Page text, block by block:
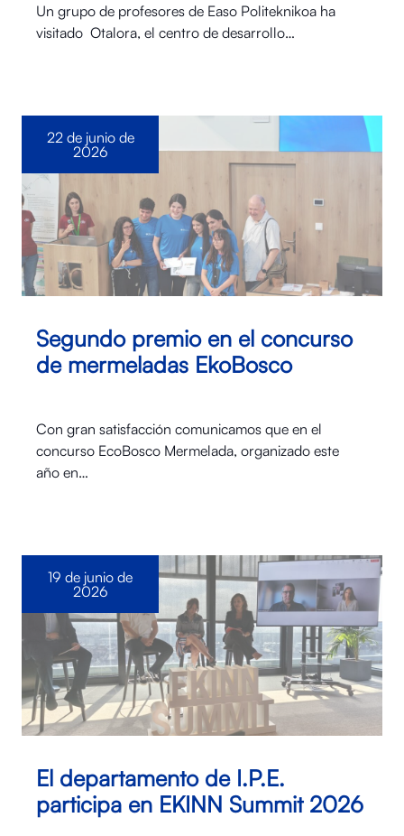
Un grupo de profesores de Easo Politeknikoa ha
visitado Otalora⁠, el centro de desarrollo…
Segundo premio en el concurso
de mermeladas EkoBosco
Con gran satisfacción comunicamos que en el
concurso EcoBosco Mermelada, organizado este
año en…
22 de junio de
2026
El departamento de I.P.E.
participa en EKINN Summit 2026
19 de junio de
2026